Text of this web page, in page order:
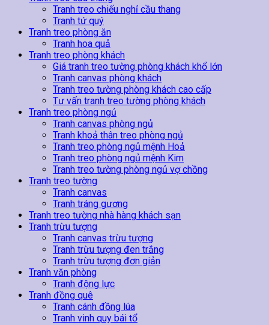
Tranh treo chiếu nghỉ cầu thang
Tranh tứ quý
Tranh treo phòng ăn
Tranh hoa quả
Tranh treo phòng khách
Giá tranh treo tường phòng khách khổ lớn
Tranh canvas phòng khách
Tranh treo tường phòng khách cao cấp
Tư vấn tranh treo tường phòng khách
Tranh treo phòng ngủ
Tranh canvas phòng ngủ
Tranh khoả thân treo phòng ngủ
Tranh treo phòng ngủ mệnh Hoả
Tranh treo phòng ngủ mệnh Kim
Tranh treo tường phòng ngủ vợ chồng
Tranh treo tường
Tranh canvas
Tranh tráng gương
Tranh treo tường nhà hàng khách sạn
Tranh trừu tượng
Tranh canvas trừu tượng
Tranh trừu tượng đen trắng
Tranh trừu tượng đơn giản
Tranh văn phòng
Tranh động lực
Tranh đồng quê
Tranh cánh đồng lúa
Tranh vinh quy bái tổ